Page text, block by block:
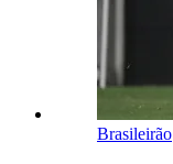
Brasileirão